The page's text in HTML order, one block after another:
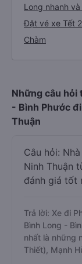
Long nhanh
Đặt vé xe Tết
Chàm
Những câu hỏi
- Bình Phước
Thuận
Câu hỏi:
Ninh Thuận
đánh giá tốt
Trả lời: Xe đi
Bình Long -
nhất là những
Thiết), Mạnh